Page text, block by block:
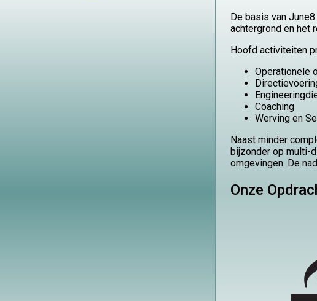
De basis van
achtergrond en het
Hoofd activiteiten
Operationele
Coaching
Werving en
Naast minder
bijzonder op multi-
omgevingen. De
Onze